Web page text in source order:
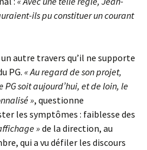
ils pu constituer un courant
autre travers qu’il ne supporte
PG. « Au regard de son projet,
soit aujourd’hui, et de loin, le
», questionne
les symptômes : faiblesse des
» de la direction, au
qui a vu défiler les discours